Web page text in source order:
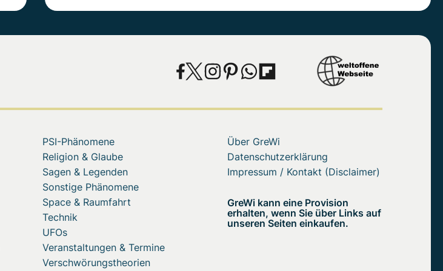
PSI-Phänomene
Religion & Glaube
Sagen & Legenden
Sonstige Phänomene
Space & Raumfahrt
Technik
UFOs
Veranstaltungen & Termine
Verschwörungstheorien
Über GreWi
Datenschutzerklärung
Impressum / Kontakt (Disclaimer)
GreWi kann eine Provision
erhalten, wenn Sie über Links auf
unseren Seiten einkaufen.